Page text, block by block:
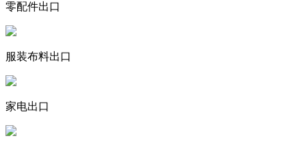
零配件出口
服装布料出口
家电出口